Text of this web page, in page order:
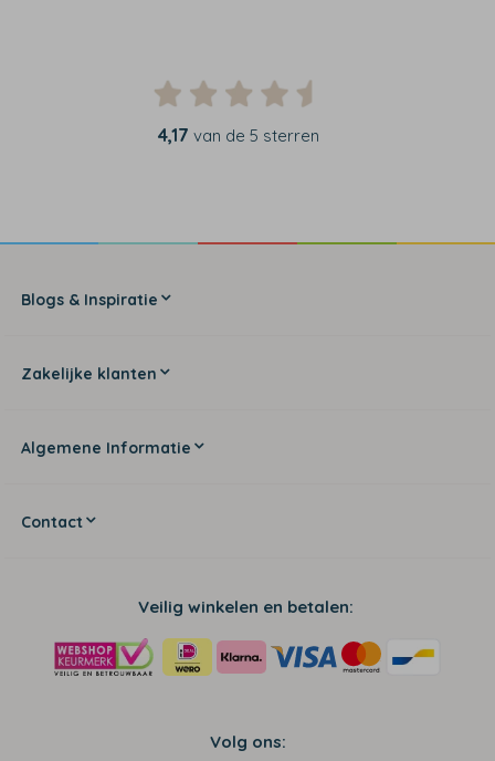
4,17 van de 5 sterren
Blogs & Inspiratie
Zakelijke klanten
Algemene Informatie
Contact
Veilig winkelen en betalen:
Volg ons: